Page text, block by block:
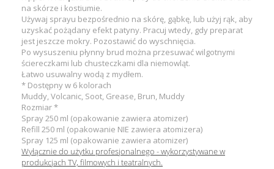
na skórze i kostiumie.
Używaj sprayu bezpośrednio na skórę, gąbkę, lub użyj rąk, aby
uzyskać pożądany efekt patyny. Pracuj wtedy, gdy preparat
jest jeszcze mokry. Pozostawić do wyschnięcia.
Po wysuszeniu płynny brud można przesuwać wilgotnymi
ściereczkami lub chusteczkami dla niemowląt.
Łatwo usuwalny wodą z mydłem.
* Dostępny w 6 kolorach
Muddy, Volcanic, Soot, Grease, Brun, Muddy
Rozmiar *
Spray 250 ml (opakowanie zawiera atomizer)
Refill 250 ml (opakowanie NIE zawiera atomizera)
Spray 125 ml (opakowanie zawiera atomizer)
Wyłącznie do użytku profesjonalnego - wykorzystywane w
produkcjach TV, filmowych i teatralnych.